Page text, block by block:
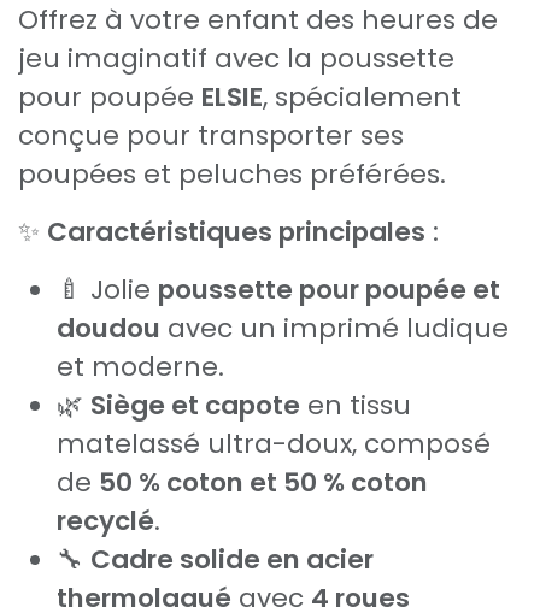
Offrez à votre enfant des heures de
jeu imaginatif avec la poussette
pour poupée ELSIE, spécialement
conçue pour transporter ses
poupées et peluches préférées.
✨ Caractéristiques principales :
🍼 Jolie poussette pour poupée et
doudou avec un imprimé ludique
et moderne.
🌿 Siège et capote en tissu
matelassé ultra-doux, composé
de 50 % coton et 50 % coton
recyclé.
🔧 Cadre solide en acier
thermolaqué avec 4 roues